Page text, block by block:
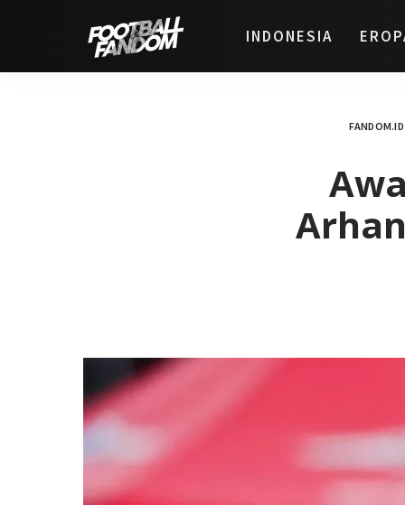
INDONESIA
FANDOM.ID